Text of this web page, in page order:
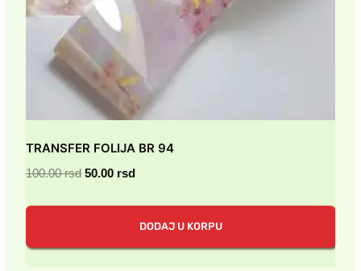
TRANSFER FOLIJA BR 94
100.00rsd Originalna
100.00 rsd.
50.00 rsdTrenutna
50.00 rsd.
DODAJ U KORPU